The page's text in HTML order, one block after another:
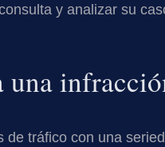
y analizar su
de tráfico con una